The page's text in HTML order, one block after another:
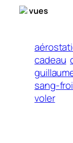
vues
cadeau
sang-
voler